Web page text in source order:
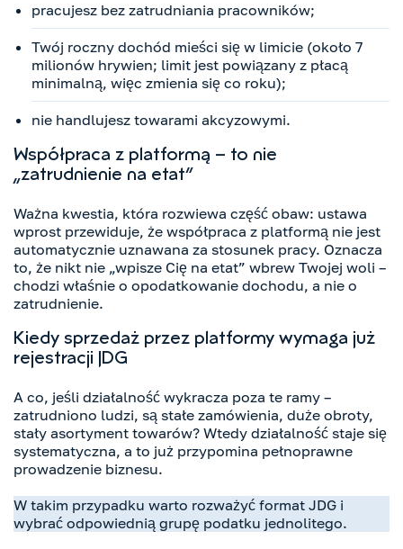
pracujesz bez zatrudniania pracowników;
Twój roczny dochód mieści się w limicie (około 7
milionów hrywien; limit jest powiązany z płacą
minimalną, więc zmienia się co roku);
nie handlujesz towarami akcyzowymi.
Współpraca z platformą – to nie
„zatrudnienie na etat”
Ważna kwestia, która rozwiewa część obaw: ustawa
wprost przewiduje, że współpraca z platformą nie jest
automatycznie uznawana za stosunek pracy. Oznacza
to, że nikt nie „wpisze Cię na etat” wbrew Twojej woli –
chodzi właśnie o opodatkowanie dochodu, a nie o
zatrudnienie.
Kiedy sprzedaż przez platformy wymaga już
rejestracji JDG
A co, jeśli działalność wykracza poza te ramy –
zatrudniono ludzi, są stałe zamówienia, duże obroty,
stały asortyment towarów? Wtedy działalność staje się
systematyczna, a to już przypomina pełnoprawne
prowadzenie biznesu.
W takim przypadku warto rozważyć format JDG i
wybrać odpowiednią grupę podatku jednolitego.